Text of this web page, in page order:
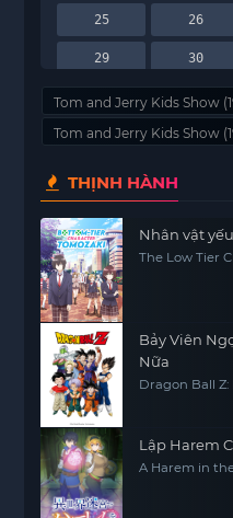
25 26
29 30
34
Tom and Jerry Kids Show
Tom and Jerry Kids Show
THỊNH HÀNH
Nhân vật
The Low Tier
Bảy Viên
Nữa
Dragon Ball Z:
Lập Harem
A Harem in